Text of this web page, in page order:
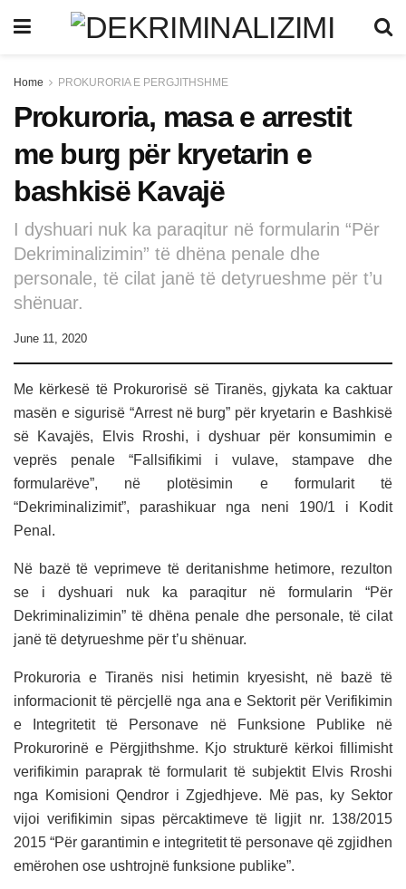
Home PROKURORIA E PERGJITHSHME
Prokuroria, masa e arrestit
me burg për kryetarin e
bashkisë Kavajë
I dyshuari nuk ka paraqitur në formularin “Për
Dekriminalizimin” të dhëna penale dhe
personale, të cilat janë të detyrueshme për t’u
shënuar.
June 11, 2020
Me kërkesë të Prokurorisë së Tiranës, gjykata ka caktuar
masën e sigurisë “Arrest në burg” për kryetarin e Bashkisë
së Kavajës, Elvis Rroshi, i dyshuar për konsumimin e
veprës penale “Fallsifikimi i vulave, stampave dhe
formularëve”, në plotësimin e formularit të
“Dekriminalizimit”, parashikuar nga neni 190/1 i Kodit
Penal.
Në bazë të veprimeve të deritanishme hetimore, rezulton
se i dyshuari nuk ka paraqitur në formularin “Për
Dekriminalizimin” të dhëna penale dhe personale, të cilat
janë të detyrueshme për t’u shënuar.
Prokuroria e Tiranës nisi hetimin kryesisht, në bazë të
informacionit të përcjellë nga ana e Sektorit për Verifikimin
e Integritetit të Personave në Funksione Publike në
Prokurorinë e Përgjithshme. Kjo strukturë kërkoi fillimisht
verifikimin paraprak të formularit të subjektit Elvis Rroshi
nga Komisioni Qendror i Zgjedhjeve. Më pas, ky Sektor
vijoi verifikimin sipas përcaktimeve të ligjit nr. 138/2015
2015 “Për garantimin e integritetit të personave që zgjidhen
emërohen ose ushtrojnë funksione publike”.